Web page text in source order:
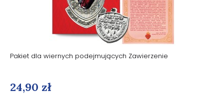
Pakiet dla wiernych podejmujących Zawierzenie
24,90 zł